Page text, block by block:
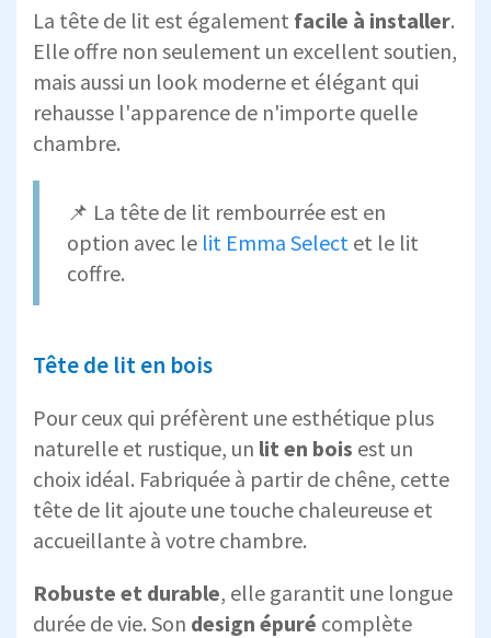
La tête de lit est également facile à installer.
Elle offre non seulement un excellent soutien,
mais aussi un look moderne et élégant qui
rehausse l'apparence de n'importe quelle
chambre.
📌 La tête de lit rembourrée est en
option avec le lit Emma Select et le lit
coffre.
Tête de lit en bois
Pour ceux qui préfèrent une esthétique plus
naturelle et rustique, un lit en bois est un
choix idéal. Fabriquée à partir de chêne, cette
tête de lit ajoute une touche chaleureuse et
accueillante à votre chambre.
Robuste et durable, elle garantit une longue
durée de vie. Son design épuré complète